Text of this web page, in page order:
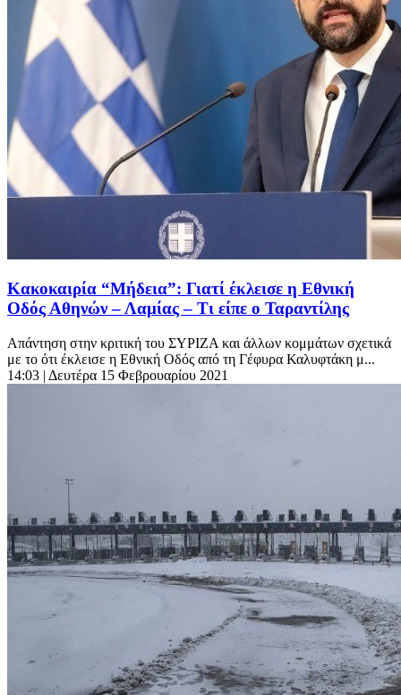
Κακοκαιρία “Μήδεια”: Γιατί έκλεισε η Εθνική
Οδός Αθηνών – Λαμίας – Τι είπε ο Ταραντίλης
Απάντηση στην κριτική του ΣΥΡΙΖΑ και άλλων κομμάτων σχετικά
με το ότι έκλεισε η Εθνική Οδός από τη Γέφυρα Καλυφτάκη μ...
14:03 | Δευτέρα 15 Φεβρουαρίου 2021